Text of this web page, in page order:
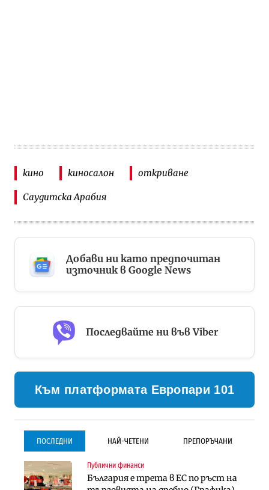
кино киносалон откриване
Саудитска Арабия
Добави ни като предпочитан
източник в Google News
Последвайте ни във Viber
Към платформата Европари 101
ПОСЛЕДНИ НАЙ-ЧЕТЕНИ ПРЕПОРЪЧАНИ
Публични финанси
България е трета в ЕС по ръст на
Градоустройство
Столична община избра
Инфраструктура
Проектирането на тунела под